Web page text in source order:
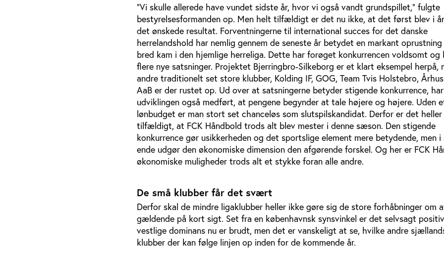
”Vi skulle allerede have vundet sidste år, hvor vi også vandt grundspillet," fulgte
bestyrelsesformanden op. Men helt tilfældigt er det nu ikke, at det først blev i
det ønskede resultat. Forventningerne til international succes for det danske
herrelandshold har nemlig gennem de seneste år betydet en markant
bred kam i den hjemlige herreliga. Dette har forøget konkurrencen voldsomt og
flere nye satsninger. Projektet Bjerringbro-Silkeborg er et klart eksempel herpå,
andre traditionelt set store klubber, Kolding IF, GOG, Team Tvis Holstebro,
AaB er der rustet op. Ud over at satsningerne betyder stigende konkurrence, har
udviklingen også medført, at pengene begynder at tale højere og højere. Uden
lønbudget er man stort set chanceløs som slutspilskandidat. Derfor er det
tilfældigt, at FCK Håndbold trods alt blev mester i denne sæson. Den stigende
konkurrence gør usikkerheden og det sportslige element mere betydende, men i
ende udgør den økonomiske dimension den afgørende forskel. Og her er FCK
økonomiske muligheder trods alt et stykke foran alle andre.
De små klubber får det svært
Derfor skal de mindre ligaklubber heller ikke gøre sig de store forhåbninger om
gældende på kort sigt. Set fra en københavnsk synsvinkel er det selvsagt
vestlige dominans nu er brudt, men det er vanskeligt at se, hvilke andre
klubber der kan følge linjen op inden for de kommende år.